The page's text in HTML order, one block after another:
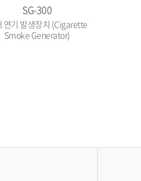
SG-300
연기 발생장치 (Cigarette
Smoke Generator)